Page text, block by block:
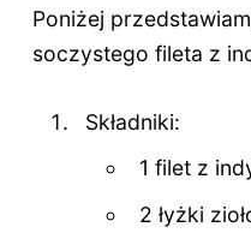
Poniżej
soczystego fileta z
Składniki:
1 filet z
2 łyżki